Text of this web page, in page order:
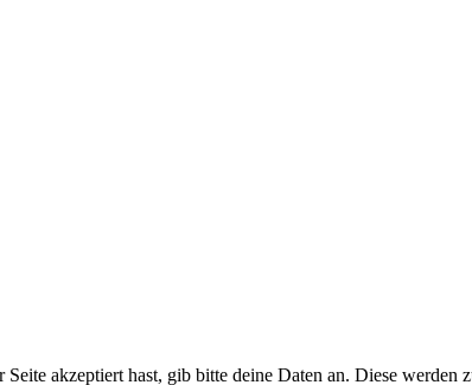
Seite akzeptiert hast, gib bitte deine Daten an. Diese werden